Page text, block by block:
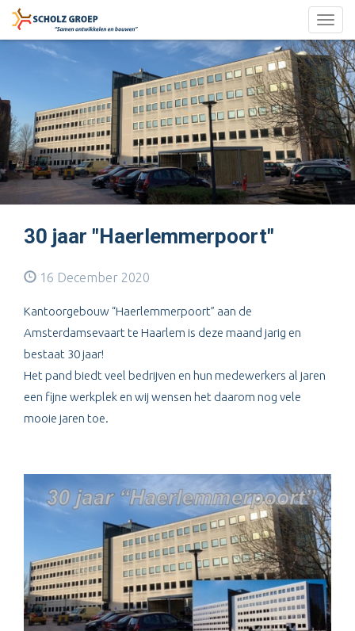
30 jaar "Haerlemmerpoort"
16 December 2020
Kantoorgebouw “Haerlemmerpoort” aan de
Amsterdamsevaart te Haarlem is deze maand jarig en
bestaat 30 jaar!
Het pand biedt veel bedrijven en hun medewerkers al jaren
een fijne werkplek en wij wensen het daarom nog vele
mooie jaren toe.